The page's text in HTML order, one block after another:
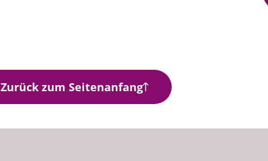
Zurück zum Seitenanfang